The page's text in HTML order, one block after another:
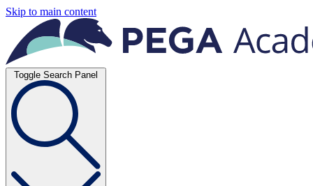
Skip to main content
Toggle Search Panel